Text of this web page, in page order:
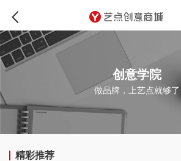
创意学院
做品牌，上艺点就够了
精彩推荐